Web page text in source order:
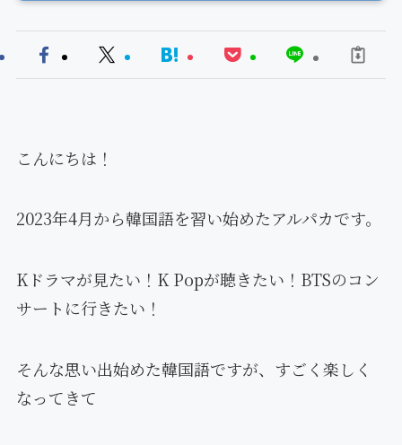
こんにちは！
2023年4月から韓国語を習い始めたアルパカです。
Kドラマが見たい！K Popが聴きたい！BTSのコン
サートに行きたい！
そんな思い出始めた韓国語ですが、すごく楽しく
なってきて